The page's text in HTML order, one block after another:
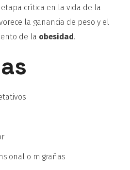
crítica en la vida de la
la ganancia de peso y el
de la obesidad.
o migrañas